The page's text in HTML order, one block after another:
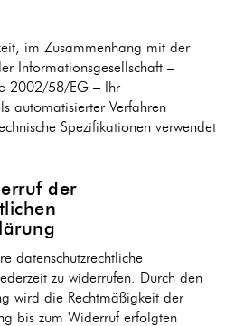
im Zusammenhang mit der
Informationsgesellschaft –
2002/58/EG – Ihr
automatisierter Verfahren
Spezifikationen verwendet
der
datenschutzrechtliche
zu widerrufen. Durch den
wird die Rechtmäßigkeit der
bis zum Widerruf erfolgten